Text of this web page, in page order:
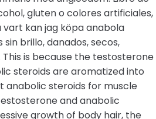
gluten o colores artificiales,
kan jag köpa anabola
brillo, danados, secos,
is because the testosterone
steroids are aromatized into
anabolic steroids for muscle
and anabolic
growth of body hair, the